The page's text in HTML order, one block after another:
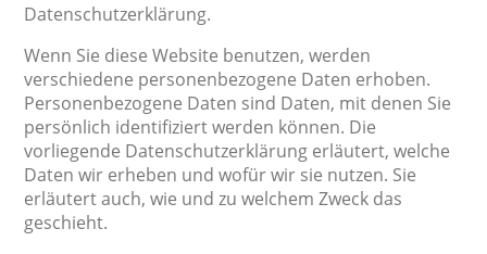
Datenschutzerklärung.
Wenn Sie diese Website benutzen, werden
verschiedene personenbezogene Daten erhoben.
Personenbezogene Daten sind Daten, mit denen Sie
persönlich identifiziert werden können. Die
vorliegende Datenschutzerklärung erläutert, welche
Daten wir erheben und wofür wir sie nutzen. Sie
erläutert auch, wie und zu welchem Zweck das
geschieht.